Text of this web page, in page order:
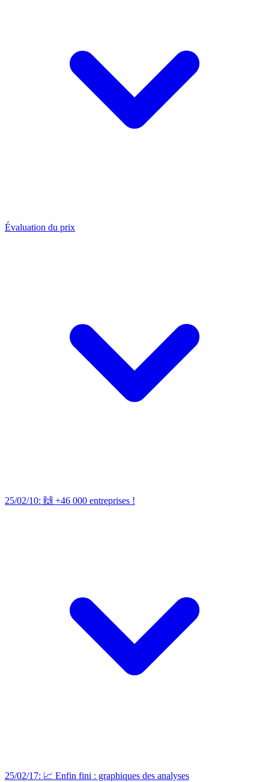
Évaluation du prix
25/02/10: 🙌 +46 000 entreprises !
25/02/17: 📈 Enfin fini : graphiques des analyses